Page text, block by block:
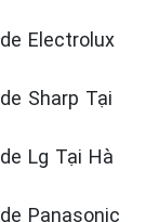
Electrolux
Sharp Tại
Lg Tại Hà
Panasonic